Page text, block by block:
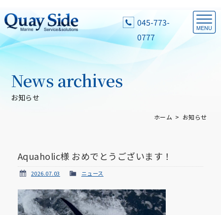
045-773-
0777
お知らせ
News archives
ホーム お知らせ
Aquaholic様 おめでとうございます！
2026.07.03 ニュース